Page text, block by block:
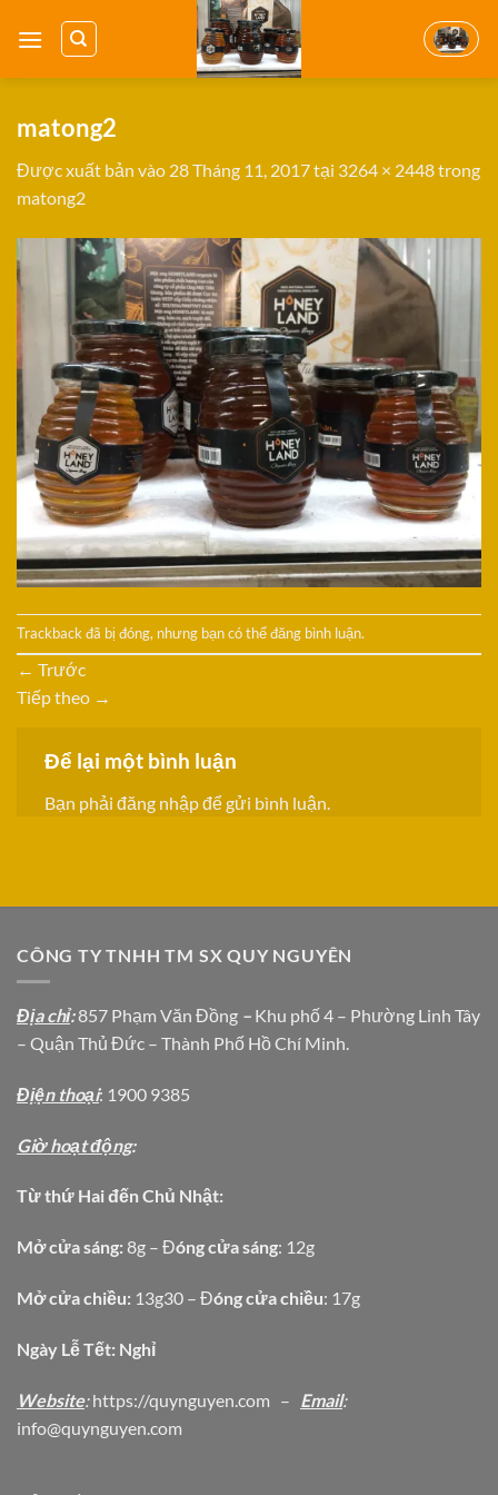
qua
matong2
Được xuất bản vào 28 Tháng 11, 2017tại 3264 × 2448trong
matong2
Trackback đã bị đóng, nhưng bạn có thểđăng bình luận.
← Trước
Tiếp theo →
Để lại một bình luận
Bạn phải đăng nhậpđể gửi bình luận.
CÔNG TY TNHH TM SX QUY NGUYÊN
Địa chỉ:857 Phạm Văn Đồng – Khu phố 4 – Phường Linh Tây
– Quận Thủ Đức – Thành Phố Hồ Chí Minh.
Địện thoại: 1900 9385
Giờ hoạt động:
Từ thứ Hai đến Chủ Nhật:
Mở cửa sáng: 8g – Đóng cửa sáng: 12g
Mở cửa chiều: 13g30 – Đóng cửa chiều: 17g
Ngày Lễ Tết: Nghỉ
Website:https://quynguyen.com – Email:
info@quynguyen.com